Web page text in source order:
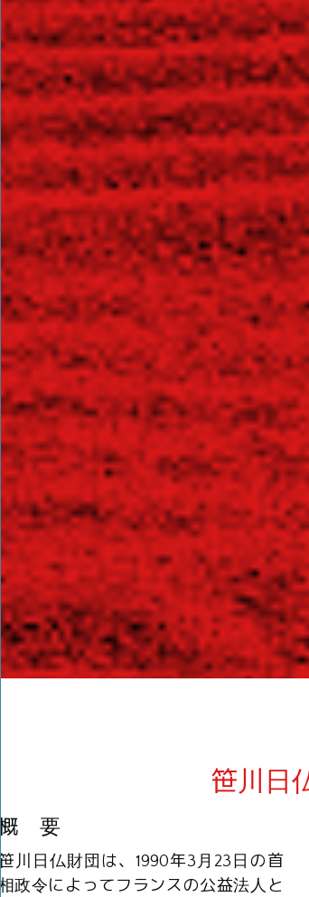
笹川日
概 要
笹川日仏財団は、1990年3月23日の首
相政令によってフランスの公益法人と